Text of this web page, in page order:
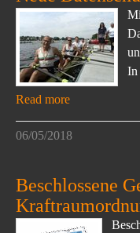
In
Read more
06/05/2018
Beschlossene